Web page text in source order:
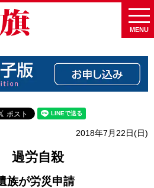
MENU
2018年7月22日(日)
過労自殺
族が労災申請